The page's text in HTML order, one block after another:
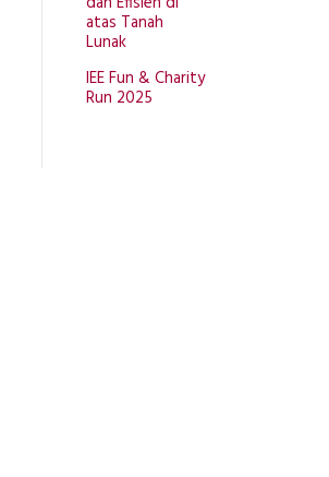
atas Tanah
Lunak
IEE Fun & Charity
Run 2025